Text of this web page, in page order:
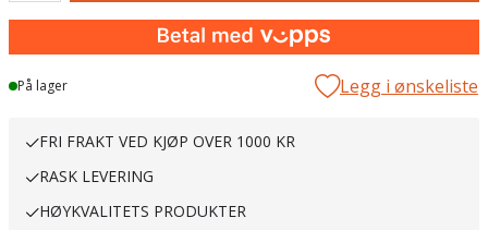
På lager Legg i ønskeliste
FRI FRAKT VED KJØP OVER 1000 KR
RASK LEVERING
HØYKVALITETS PRODUKTER